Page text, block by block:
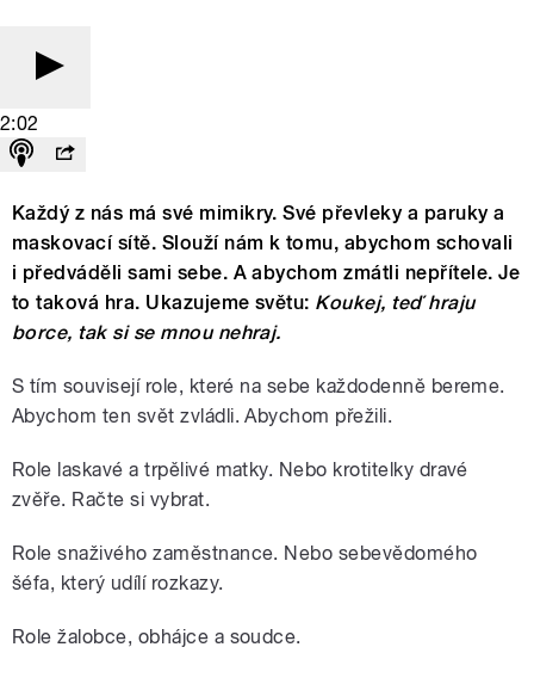
2:02
Každý z nás má své mimikry. Své převleky a paruky a
maskovací sítě. Slouží nám k tomu, abychom schovali
i předváděli sami sebe. A abychom zmátli nepřítele. Je
to taková hra. Ukazujeme světu: Koukej, teď hraju
borce, tak si se mnou nehraj.
S tím souvisejí role, které na sebe každodenně bereme.
Abychom ten svět zvládli. Abychom přežili.
Role laskavé a trpělivé matky. Nebo krotitelky dravé
zvěře. Račte si vybrat.
Role snaživého zaměstnance. Nebo sebevědomého
šéfa, který udílí rozkazy.
Role žalobce, obhájce a soudce.